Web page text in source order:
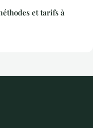
et tarifs à